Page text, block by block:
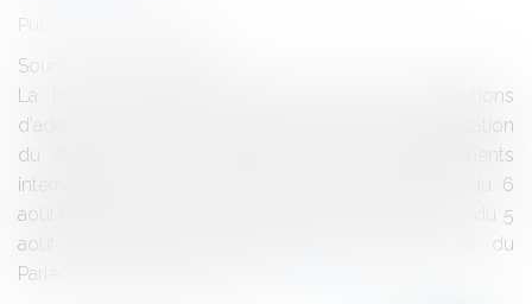
Publié le :
Source :
La loi du 5 août 2013 portant diverses dispositions
d'adaptation dans le domaine de la justice en application
du droit de l'Union européenne et des engagements
internationaux de la France a été publiée au JO du 6
août.Prévention de la traite des êtres humainsLa loi du 5
août 2013 achève de transposer trois directives du
Parlement européen et du...